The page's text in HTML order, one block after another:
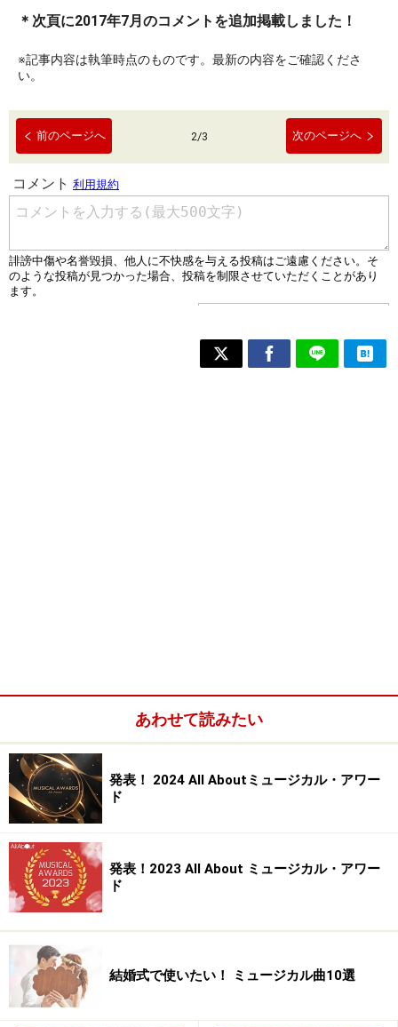
＊次頁に2017年7月のコメントを追加掲載しました！
※記事内容は執筆時点のものです。最新の内容をご確認くださ
い。
前のページへ 2/3 次のページへ
あわせて読みたい
発表！ 2024 All Aboutミュージカル・アワー
ド
発表！2023 All About ミュージカル・アワー
ド
結婚式で使いたい！ ミュージカル曲10選